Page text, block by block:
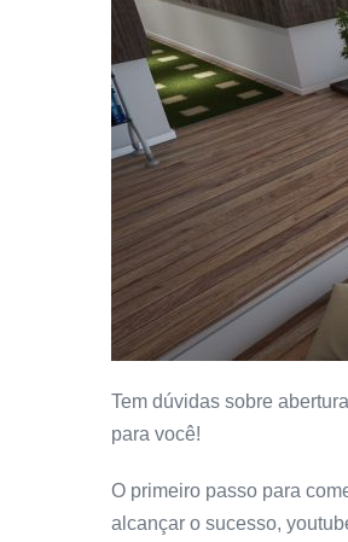
Tem dúvidas sobre
para você!
O primeiro passo para
alcançar o sucesso,